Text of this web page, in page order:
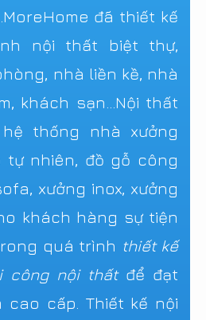
đã thiết kế
nội thất biệt thự,
nhà liền kề, nhà
khách sạn...Nội thất
thống nhà xưởng
tự nhiên, đồ gỗ công
xưởng inox, xưởng
khách hàng sự tiện
quá trình thiết kế
công nội thấtđể đạt
cao cấp. Thiết kế nội